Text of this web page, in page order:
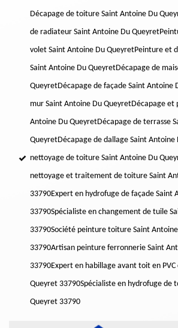
Décapage de toiture Saint Antoine Du
de radiateur Saint Antoine Du Queyret
volet Saint Antoine Du QueyretPeinture et
Saint Antoine Du QueyretDécapage de
QueyretDécapage de façade Saint Antoine
mur Saint Antoine Du QueyretDécapage et
Antoine Du QueyretDécapage de terrasse
QueyretDécapage de dallage Saint Antoine
nettoyage de toiture Saint Antoine Du
nettoyage et traitement de toiture Saint
33790Expert en hydrofuge de façade Saint
33790Spécialiste en changement de tuile
33790Société peinture toiture Saint
33790Artisan peinture ferronnerie Saint
33790Expert en habillage avant toit en
Queyret 33790Spécialiste en hydrofuge de
Queyret 33790